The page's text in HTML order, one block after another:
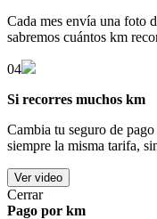
Cada mes envía una foto
sabremos cuántos km
04
Si recorres muchos km
Cambia tu seguro de
siempre la misma tarifa,
Ver video
Cerrar
Pago por km